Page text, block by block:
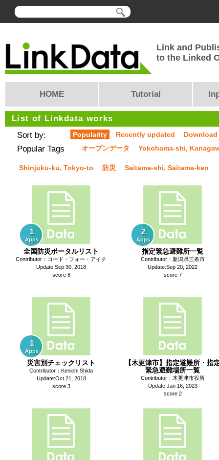
Link and
to the Linked
HOME Tutorial
List of Linkdata works
Sort by:
Popularity Recently updated
Popular Tags オープンデータ Yokohama-shi,
Shinjuku-ku, Tokyo-to 防災 Saitama-shi, Saitama-ken
1
Apps
全国防災ポータルリスト
Contributor：コード・フォー・アイチ
Update:Sep 30, 2018
score 8
2
Apps
指定緊急避難所一覧
Contributor：新潟県三条市
Update:Sep 20, 2022
score 7
1
Apps
災害別チェックリスト
Contributor：Kenichi Shida
Update:Oct 21, 2018
score 3
【木更津市】指定避難所・指
緊急避難場所一覧
Contributor：木更津市役所
Update:Jan 16, 2023
score 2